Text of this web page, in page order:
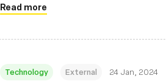
Read more
Technology External 24 Jan, 2024